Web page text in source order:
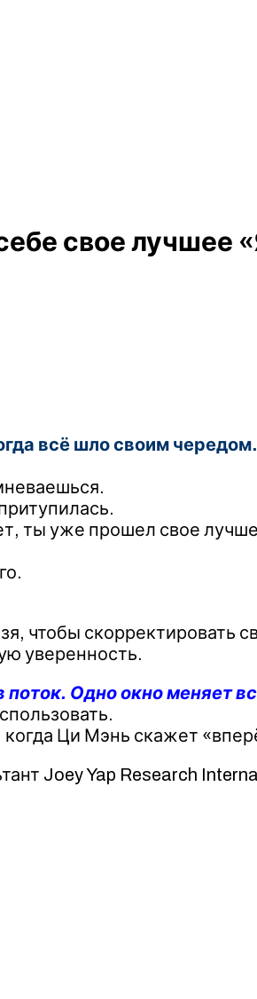
свое лучшее
всё шло своим
ты уже прошел свое
чтобы скорректировать
уверенность.
Одно окно меняет
Ци Мэнь скажет
Joey Yap Research